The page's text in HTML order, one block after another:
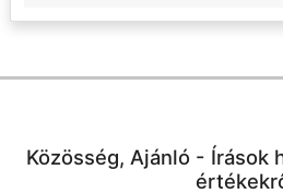
Közösség, Ajánló - Írások